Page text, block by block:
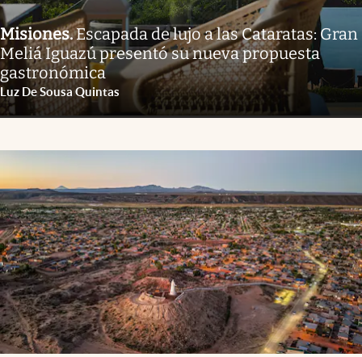
Misiones.Escapada de lujo a las Cataratas: Gran
Meliá Iguazú presentó su nueva propuesta
gastronómica
Luz De Sousa Quintas